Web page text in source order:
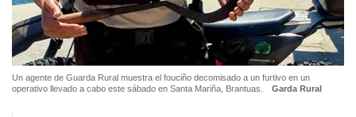
Un agente de Guarda Rural muestra el fouciño decomisado a un furtivo en un
operativo llevado a cabo este sábado en Santa Mariña, Brantuas.
Garda Rural